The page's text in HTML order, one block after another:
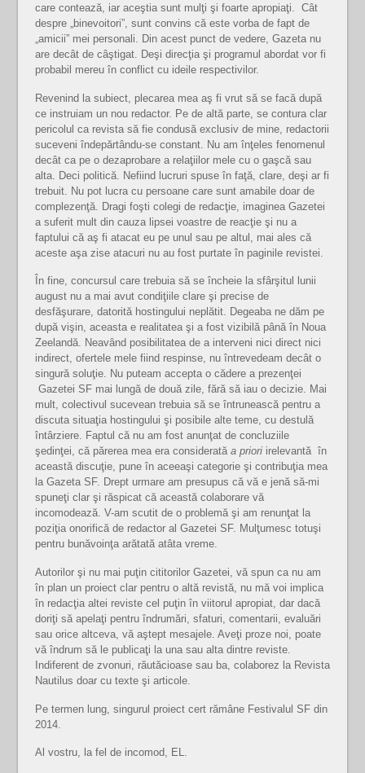
care contează, iar aceştia sunt mulţi şi foarte apropiaţi. Cât
despre „binevoitori”, sunt convins că este vorba de fapt de
„amicii” mei personali. Din acest punct de vedere, Gazeta nu
are decât de câştigat. Deşi direcţia şi programul abordat vor fi
probabil mereu în conflict cu ideile respectivilor.
Revenind la subiect, plecarea mea aş fi vrut să se facă după
ce instruiam un nou redactor. Pe de altă parte, se contura clar
pericolul ca revista să fie condusă exclusiv de mine, redactorii
suceveni îndepărtându-se constant. Nu am înţeles fenomenul
decât ca pe o dezaprobare a relaţiilor mele cu o gaşcă sau
alta. Deci politică. Nefiind lucruri spuse în faţă, clare, deşi ar fi
trebuit. Nu pot lucra cu persoane care sunt amabile doar de
complezenţă. Dragi foşti colegi de redacţie, imaginea Gazetei
a suferit mult din cauza lipsei voastre de reacţie şi nu a
faptului că aş fi atacat eu pe unul sau pe altul, mai ales că
aceste aşa zise atacuri nu au fost purtate în paginile revistei.
În fine, concursul care trebuia să se încheie la sfârşitul lunii
august nu a mai avut condiţiile clare şi precise de
desfăşurare, datorită hostingului neplătit. Degeaba ne dăm pe
după vişin, aceasta e realitatea şi a fost vizibilă până în Noua
Zeelandă. Neavând posibilitatea de a interveni nici direct nici
indirect, ofertele mele fiind respinse, nu întrevedeam decât o
singură soluţie. Nu puteam accepta o cădere a prezenţei
Gazetei SF mai lungă de două zile, fără să iau o decizie. Mai
mult, colectivul sucevean trebuia să se întrunească pentru a
discuta situaţia hostingului şi posibile alte teme, cu destulă
întârziere. Faptul că nu am fost anunţat de concluziile
şedinţei, că părerea mea era considerată a priori irelevantă în
această discuţie, pune în aceeaşi categorie şi contribuţia mea
la Gazeta SF. Drept urmare am presupus că vă e jenă să-mi
spuneţi clar şi răspicat că această colaborare vă
incomodează. V-am scutit de o problemă şi am renunţat la
poziţia onorifică de redactor al Gazetei SF. Mulţumesc totuşi
pentru bunăvoinţa arătată atâta vreme.
Autorilor şi nu mai puţin cititorilor Gazetei, vă spun ca nu am
în plan un proiect clar pentru o altă revistă, nu mă voi implica
în redacţia altei reviste cel puţin în viitorul apropiat, dar dacă
doriţi să apelaţi pentru îndrumări, sfaturi, comentarii, evaluări
sau orice altceva, vă aştept mesajele. Aveţi proze noi, poate
vă îndrum să le publicaţi la una sau alta dintre reviste.
Indiferent de zvonuri, răutăcioase sau ba, colaborez la Revista
Nautilus doar cu texte şi articole.
Pe termen lung, singurul proiect cert rămâne Festivalul SF din
2014.
Al vostru, la fel de incomod, EL.